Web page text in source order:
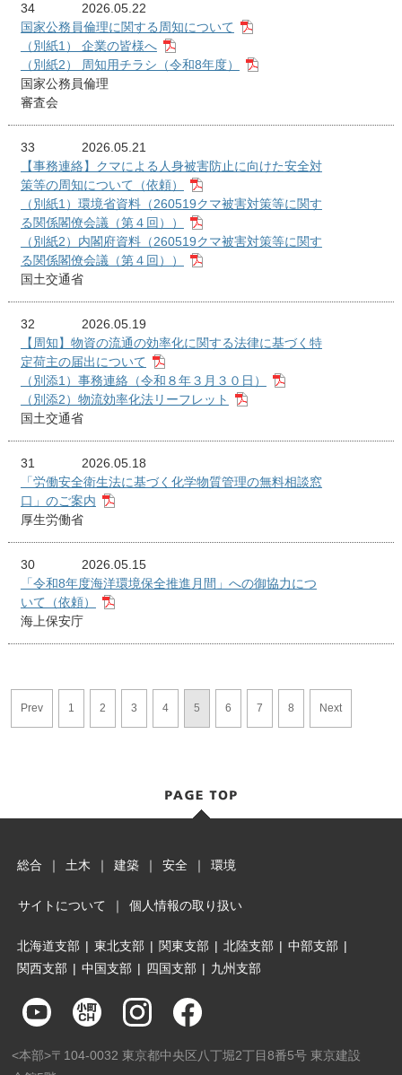
34
2026.05.22
国家公務員倫理に関する周知について
（別紙1） 企業の皆様へ
（別紙2） 周知用チラシ（令和8年度）
国家公務員倫理
審査会
33
2026.05.21
【事務連絡】クマによる人身被害防止に向けた安全対
策等の周知について（依頼）
（別紙1）環境省資料（260519クマ被害対策等に関す
る関係閣僚会議（第４回））
（別紙2）内閣府資料（260519クマ被害対策等に関す
る関係閣僚会議（第４回））
国土交通省
32
2026.05.19
【周知】物資の流通の効率化に関する法律に基づく特
定荷主の届出について
（別添1）事務連絡（令和８年３月３０日）
（別添2）物流効率化法リーフレット
国土交通省
31
2026.05.18
「労働安全衛生法に基づく化学物質管理の無料相談窓
口」のご案内
厚生労働省
30
2026.05.15
「令和8年度海洋環境保全推進月間」への御協力につ
いて（依頼）
海上保安庁
Prev 1 2 3 4 5 6 7 8 Next
総合 ｜ 土木 ｜ 建築 ｜ 安全 ｜ 環境
サイトについて ｜ 個人情報の取り扱い
北海道支部 | 東北支部 | 関東支部 | 北陸支部 | 中部支部 |
関西支部 | 中国支部 | 四国支部 | 九州支部
<本部>〒104-0032 東京都中央区八丁堀2丁目8番5号 東京建設